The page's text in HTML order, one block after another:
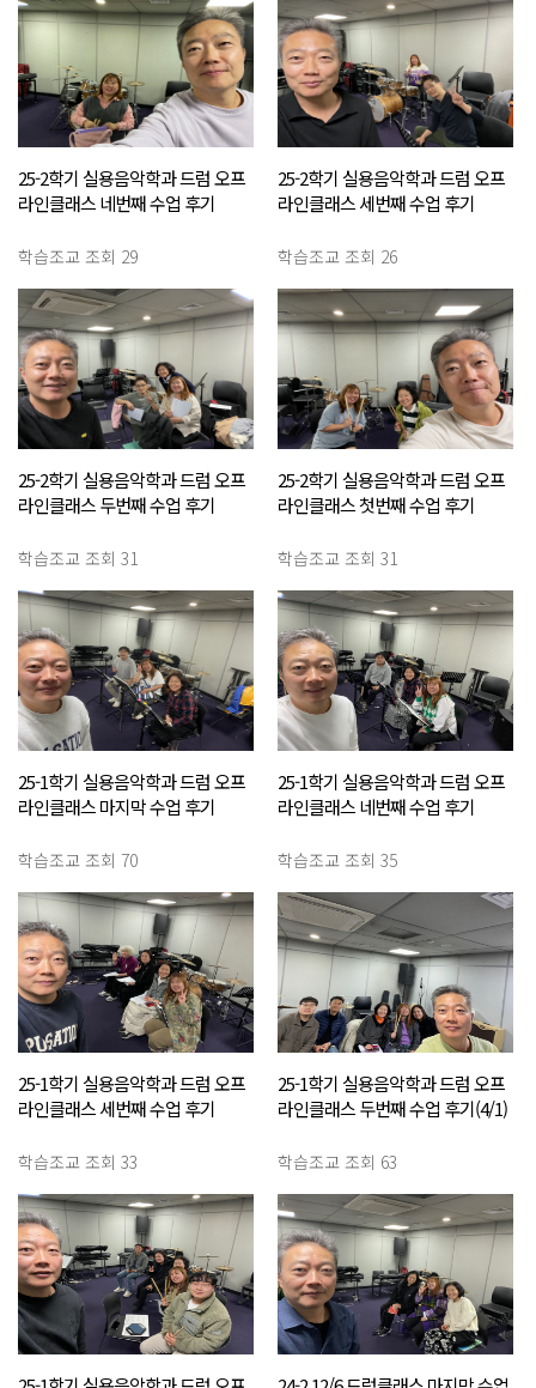
25-2학기 실용음악학과 드럼 오프
라인클래스 네번째 수업 후기
학습조교 조회 29
25-2학기 실용음악학과 드럼 오프
라인클래스 세번째 수업 후기
학습조교 조회 26
25-2학기 실용음악학과 드럼 오프
라인클래스 두번째 수업 후기
학습조교 조회 31
25-2학기 실용음악학과 드럼 오프
라인클래스 첫번째 수업 후기
학습조교 조회 31
25-1학기 실용음악학과 드럼 오프
라인클래스 마지막 수업 후기
학습조교 조회 70
25-1학기 실용음악학과 드럼 오프
라인클래스 네번째 수업 후기
학습조교 조회 35
25-1학기 실용음악학과 드럼 오프
라인클래스 세번째 수업 후기
학습조교 조회 33
25-1학기 실용음악학과 드럼 오프
라인클래스 두번째 수업 후기(4/1)
학습조교 조회 63